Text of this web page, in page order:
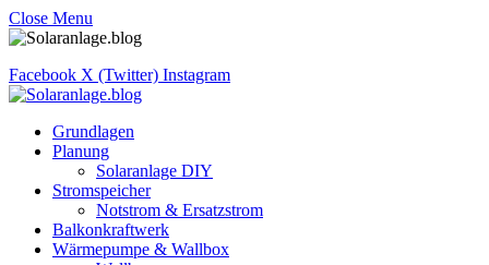
Close Menu
Facebook X (Twitter) Instagram
Grundlagen
Planung
Solaranlage DIY
Stromspeicher
Notstrom & Ersatzstrom
Balkonkraftwerk
Wärmepumpe & Wallbox